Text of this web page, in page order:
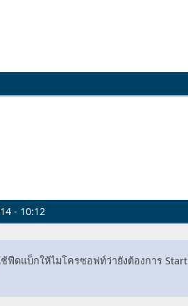
- 10:12
ช้ฟีดแบ็กให้ไมโครซอฟท์ว่ายังต้องการ Start